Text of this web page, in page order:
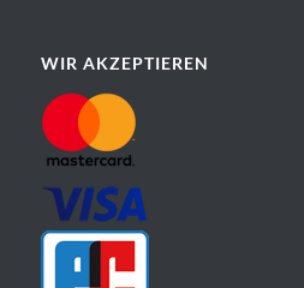
WIR AKZEPTIEREN